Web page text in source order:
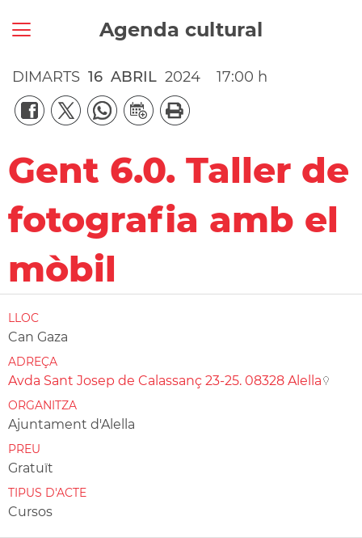
Agenda cultural
DIMARTS 16 ABRIL 2024 17:00 h
Gent 6.0. Taller de
fotografia amb el
mòbil
LLOC
Can Gaza
ADREÇA
Avda Sant Josep de Calassanç 23-25. 08328 Alella
ORGANITZA
Ajuntament d'Alella
PREU
Gratuït
TIPUS D'ACTE
Cursos